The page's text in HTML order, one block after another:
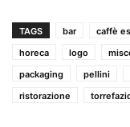
TAGS bar caffè
horeca
logo
packaging
pellini
ristorazione